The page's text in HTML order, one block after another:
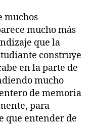
muchos
mucho más
que la
construye
en la parte de
mucho
de memoria
para
que entender de